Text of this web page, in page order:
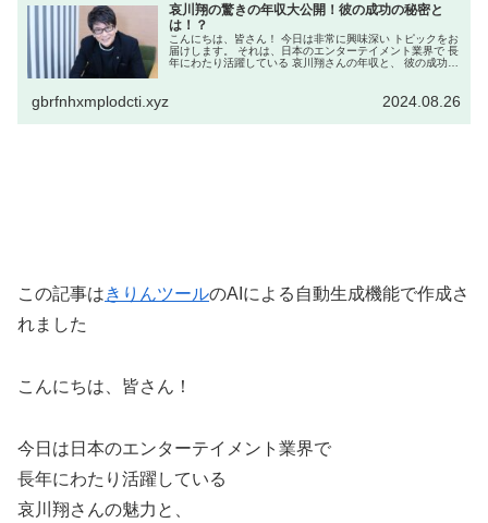
哀川翔の驚きの年収大公開！彼の成功の秘密と
は！？
こんにちは、皆さん！ 今日は非常に興味深い トピックをお
届けします。 それは、日本のエンターテイメント業界で 長
年にわたり活躍している 哀川翔さんの年収と、 彼の成功の
gbrfnhxmplodcti.xyz 2024.08.26
この記事はきりんツールのAIによる自動生成機能で作成さ
れました
こんにちは、皆さん！
今日は日本のエンターテイメント業界で
長年にわたり活躍している
哀川翔さんの魅力と、